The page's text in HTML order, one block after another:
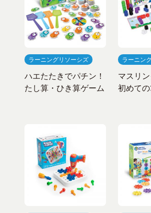
ラーニングリソーシズ
ハエたたきでパチン！
たし算・ひき算ゲーム
ラーニン
マスリ
初めて